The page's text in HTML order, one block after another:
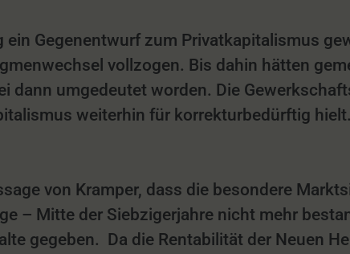
Gegenentwurf zum Privatkapitalismus
vollzogen. Bis dahin hätten
dann umgedeutet worden. Die
weiterhin für korrekturbedürftig
von Kramper, dass die besondere
– Mitte der Siebzigerjahre nicht mehr
gegeben. Da die Rentabilität der Neuen